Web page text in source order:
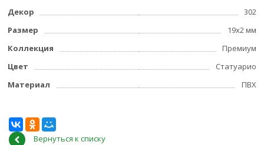
Декор
302
Размер
19x2 мм
Коллекция
Премиум
Цвет
Статуарио
Материал
ПВХ
Вернуться к списку